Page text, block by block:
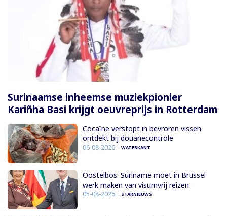
Surinaamse inheemse muziekpionier
Kariñha Basi krijgt oeuvreprijs in Rotterdam
Cocaïne verstopt in bevroren vissen
ontdekt bij douanecontrole
06-08-2026 WATERKANT
Oostelbos: Suriname moet in Brussel
werk maken van visumvrij reizen
05-08-2026 STARNIEUWS